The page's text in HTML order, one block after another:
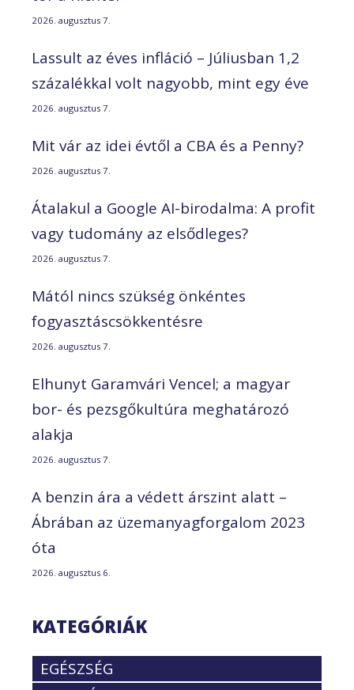
2026. augusztus 7.
Lassult az éves infláció – Júliusban 1,2
százalékkal volt nagyobb, mint egy éve
2026. augusztus 7.
Mit vár az idei évtől a CBA és a Penny?
2026. augusztus 7.
Átalakul a Google AI-birodalma: A profit
vagy tudomány az elsődleges?
2026. augusztus 7.
Mától nincs szükség önkéntes
fogyasztáscsökkentésre
2026. augusztus 7.
Elhunyt Garamvári Vencel; a magyar
bor- és pezsgőkultúra meghatározó
alakja
2026. augusztus 7.
A benzin ára a védett árszint alatt –
Ábrában az üzemanyagforgalom 2023
óta
2026. augusztus 6.
KATEGÓRIÁK
EGÉSZSÉG